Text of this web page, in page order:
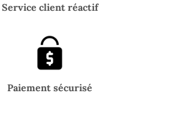
Service client réactif
Paiement sécurisé